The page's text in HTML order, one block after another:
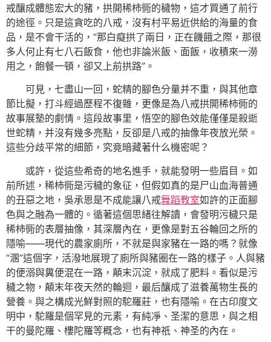
戒釀成體態宏大的豬，拱開稀柿衕的穢物，這才買通了前行
的途徑。只是這貪吃的八戒，沒有村平易近供給的海量的食
品，是不會干活的，“那白癡拱了兩日，正在饑餓之際，那很
多人何止有七八石飯食，他也非論米飯、面飯，收積來一澇
用之，飽餐一頓，卻又上前拱路”。
可見，七盡山一回，蛇精的腳色分量并不重，與其他章
節比擬，打斗經過歷程不復雜，更像是為八戒拱開稀柿衕的
故事展墊的劇情。這段故事里，悟空的腳色效能僅僅是殺逝
世蛇精，并沒有幾多亮點，反卻是八戒的抽像年夜放光榮。
這些分歧平常的細節，究竟暗藏著什么機密呢？
或許，從這些希奇的地名進手，就能發明一些眉目。如
前所述，稀柿衕是污穢的象征，但假如真的是尸山血海普通
的丑惡之地，吳承恩是不成能讓八戒舞蹈教室如許的正面腳
色與之融為一體的。循著這個思緒往解讀，會發明污穢只是
稀柿衕的表層抽像，其深層內在，更像是對五谷輪回之所的
隱喻——現代的農家廁所，不就是與家豬在一路的嗎？就像
“溷”這個字，活潑地展現了廁所與豬圈在一路的樣子。人與豬
的便溺與糞便混在一路，顛末沉淀，就成了肥料。看似是污
穢之物，顛末年夜天然的輪迴，最后釀成了滋養萬物生長的
營養。與之構成光鮮對照的駝羅莊，也有隱喻。在古印度文
明中，駝羅是個罕見的元素，有純凈、圣潔的意思，與之相
干的曼陀羅、樓陀羅等概念，也有神祇、神圣的內在。